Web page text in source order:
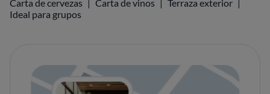
Carta de cervezas
Carta de vinos
Terraza exterior
Ideal para grupos